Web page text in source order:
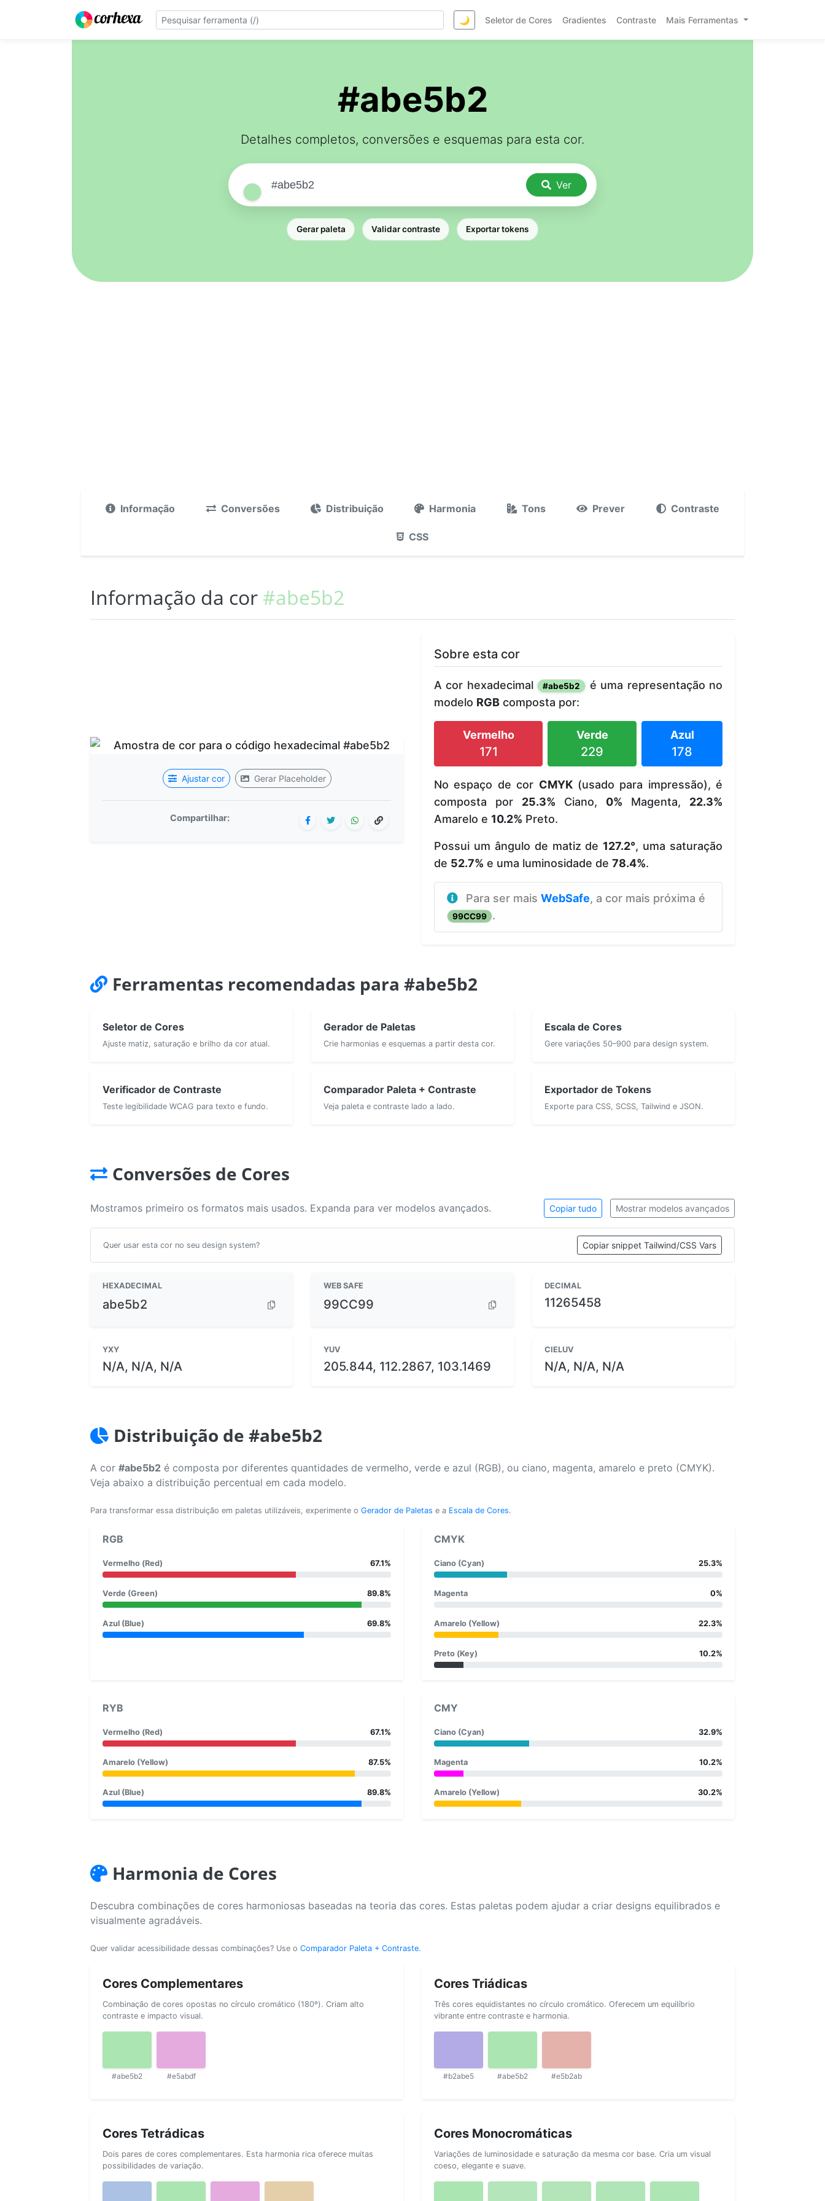
🌙 Seletor de Cores Gradientes Contraste Mais Ferramentas
#abe5b2
Detalhes completos, conversões e esquemas para esta cor.
Ver
Gerar paleta Validar contraste Exportar tokens
Informação Conversões Distribuição Harmonia Tons Prever Contraste
CSS
Informação da cor #abe5b2
Ajustar cor Gerar Placeholder
Compartilhar:
Sobre esta cor
A cor hexadecimal #abe5b2
é uma representação no
modelo RGB composta por:
Vermelho
171
Verde
229
Azul
178
No espaço de cor CMYK(usado para impressão), é
composta por 25.3% Ciano, 0% Magenta, 22.3%
Amarelo e 10.2% Preto.
Possui um ângulo de matiz de 127.2°, uma saturação
de 52.7% e uma luminosidade de 78.4%.
Para ser mais WebSafe, a cor mais próxima é
99CC99 .
Ferramentas recomendadas para #abe5b2
Seletor de Cores
Ajuste matiz, saturação e brilho da cor atual.
Gerador de Paletas
Crie harmonias e esquemas a partir desta cor.
Escala de Cores
Gere variações 50–900 para design system.
Verificador de Contraste
Teste legibilidade WCAG para texto e fundo.
Comparador Paleta + Contraste
Veja paleta e contraste lado a lado.
Exportador de Tokens
Exporte para CSS, SCSS, Tailwind e JSON.
Conversões de Cores
Mostramos primeiro os formatos mais usados. Expanda para ver modelos avançados. Copiar tudo Mostrar modelos avançados
Quer usar esta cor no seu design system? Copiar snippet Tailwind/CSS Vars
HEXADECIMAL
abe5b2
WEB SAFE
99CC99
DECIMAL
11265458
YXY
N/A, N/A, N/A
YUV
205.844, 112.2867, 103.1469
CIELUV
N/A, N/A, N/A
Distribuição de #abe5b2
A cor #abe5b2 é composta por diferentes quantidades de vermelho, verde e azul (RGB), ou ciano, magenta, amarelo e preto (CMYK).
Veja abaixo a distribuição percentual em cada modelo.
Para transformar essa distribuição em paletas utilizáveis, experimente o Gerador de Paletas e a Escala de Cores.
RGB
Vermelho (Red) 67.1%
Verde (Green) 89.8%
Azul (Blue) 69.8%
CMYK
Ciano (Cyan) 25.3%
Magenta 0%
Amarelo (Yellow) 22.3%
Preto (Key) 10.2%
RYB
Vermelho (Red) 67.1%
Amarelo (Yellow) 87.5%
Azul (Blue) 89.8%
CMY
Ciano (Cyan) 32.9%
Magenta 10.2%
Amarelo (Yellow) 30.2%
Harmonia de Cores
Descubra combinações de cores harmoniosas baseadas na teoria das cores. Estas paletas podem ajudar a criar designs equilibrados e
visualmente agradáveis.
Quer validar acessibilidade dessas combinações? Use o Comparador Paleta + Contraste.
Cores Complementares
Combinação de cores opostas no círculo cromático (180º). Criam alto
contraste e impacto visual.
#abe5b2 #e5abdf
Cores Triádicas
Três cores equidistantes no círculo cromático. Oferecem um equilíbrio
vibrante entre contraste e harmonia.
#b2abe5 #abe5b2 #e5b2ab
Cores Tetrádicas
Dois pares de cores complementares. Esta harmonia rica oferece muitas
possibilidades de variação.
Cores Monocromáticas
Variações de luminosidade e saturação da mesma cor base. Cria um visual
coeso, elegante e suave.